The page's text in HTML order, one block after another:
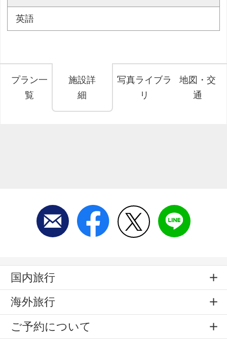
英語
プラン一
覧
施設詳
細
写真ライブラ
リ
地図・交
通
国内旅行
海外旅行
ご予約について